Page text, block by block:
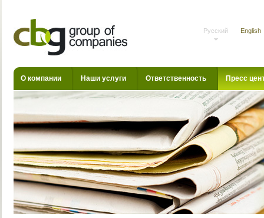
Русский English
О компании Наши услуги Ответственность Пресс